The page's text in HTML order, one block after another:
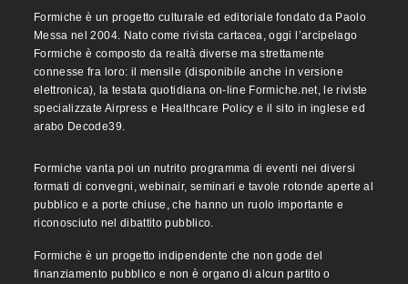
Formiche è un progetto culturale ed editoriale fondato da Paolo
Messa nel 2004. Nato come rivista cartacea, oggi l’arcipelago
Formiche è composto da realtà diverse ma strettamente
connesse fra loro: il mensile (disponibile anche in versione
elettronica), la testata quotidiana on-line Formiche.net, le riviste
specializzate Airpress e Healthcare Policy e il sito in inglese ed
arabo Decode39.
Formiche vanta poi un nutrito programma di eventi nei diversi
formati di convegni, webinair, seminari e tavole rotonde aperte al
pubblico e a porte chiuse, che hanno un ruolo importante e
riconosciuto nel dibattito pubblico.
Formiche è un progetto indipendente che non gode del
finanziamento pubblico e non è organo di alcun partito o